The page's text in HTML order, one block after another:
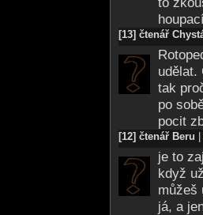
píchnete, je
každá
to píchání
Pokud máte
někdo z
rychlou,
s bolestí, to
Nevýhoda
rozprsknutý
kdo vaše tělo
igelit, aby se
Tak si říkám,
zůstat naživu?
[13] čtenář
udělat.
tak
po
pocit
[12] čtenář Beru
je to
když
můžeš
já, a